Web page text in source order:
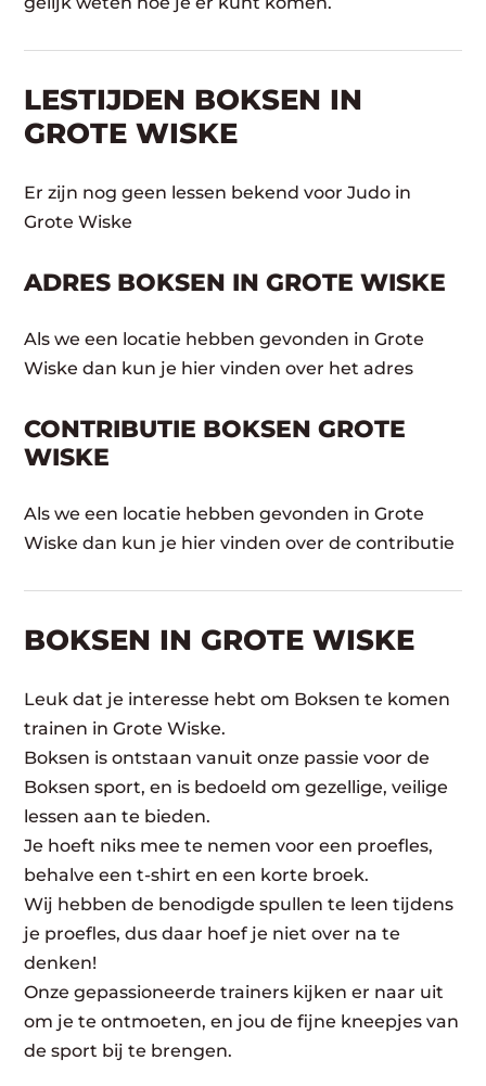
LESTIJDEN BOKSEN IN
GROTE WISKE
Er zijn nog geen lessen bekend voor Judo in
Grote Wiske
ADRES BOKSEN IN GROTE WISKE
Als we een locatie hebben gevonden in Grote
Wiske dan kun je hier vinden over het adres
CONTRIBUTIE BOKSEN GROTE
WISKE
Als we een locatie hebben gevonden in Grote
Wiske dan kun je hier vinden over de contributie
BOKSEN IN GROTE WISKE
Leuk dat je interesse hebt om Boksen te komen
trainen in Grote Wiske.
Boksen is ontstaan vanuit onze passie voor de
Boksen sport, en is bedoeld om gezellige, veilige
lessen aan te bieden.
Je hoeft niks mee te nemen voor een proefles,
behalve een t-shirt en een korte broek.
Wij hebben de benodigde spullen te leen tijdens
je proefles, dus daar hoef je niet over na te
denken!
Onze gepassioneerde trainers kijken er naar uit
om je te ontmoeten, en jou de fijne kneepjes van
de sport bij te brengen.